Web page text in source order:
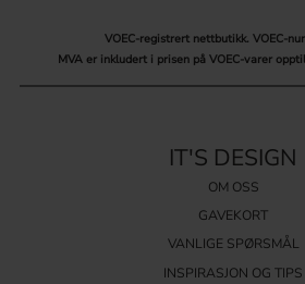
VOEC-registrert nettbutikk. VOEC-
MVA er inkludert i prisen på VOEC-varer
IT'S DESIGN
OM OSS
GAVEKORT
VANLIGE SPØRSMÅL
INSPIRASJON OG TIPS